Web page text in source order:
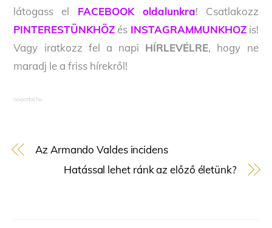
látogass el FACEBOOK oldalunkra! Csatlakozz
PINTERESTÜNKHÖZ és INSTAGRAMMUNKHOZis!
Vagy iratkozz fel a napi HÍRLEVÉLRE, hogy ne
maradj le a friss hírekről!
noiportal.hu
Az Armando Valdes incidens
Hatással lehet ránk az előző életünk?